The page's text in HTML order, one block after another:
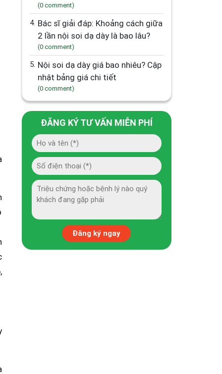
(0 comment)
4. Bác sĩ giải đáp: Khoảng cách giữa
2 lần nội soi dạ dày là bao lâu?
(0 comment)
5. Nội soi dạ dày giá bao nhiêu? Cập
nhật bảng giá chi tiết
(0 comment)
ĐĂNG KÝ TƯ VẤN MIỄN PHÍ